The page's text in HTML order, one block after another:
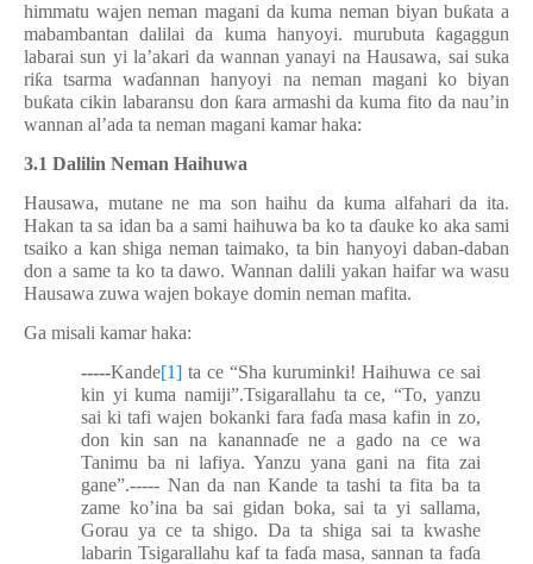
himmatu wajen neman magani da kuma neman biyan buƙata a
mabambantan dalilai da kuma hanyoyi. murubuta ƙagaggun
labarai sun yi la’akari da wannan yanayi na Hausawa, sai suka
riƙa tsarmawaɗannan hanyoyi na neman magani ko biyan
buƙata cikin labaransu don ƙara armashi da kuma fito da nau’in
wannan al’ada ta neman magani kamar haka:
3.1 Dalilin Neman Haihuwa
Hausawa, mutane ne ma son haihu da kuma alfahari da ita.
Hakan ta sa idan ba a sami haihuwa ba ko ta ɗauke ko aka sami
tsaiko a kan shiga neman taimako, ta bin hanyoyi daban-daban
don a same ta ko ta dawo. Wannan dalili yakan haifar wa wasu
Hausawa zuwa wajen bokaye domin neman mafita.
Ga misali kamar haka:
-----Kande[1] ta ce “Sha kuruminki! Haihuwa ce sai
kin yi kuma namiji”.Tsigarallahu ta ce, “To, yanzu
sai ki tafi wajen bokanki fara faɗa masa kafin in zo,
don kin san na kanannaɗe ne a gado na ce wa
Tanimu ba ni lafiya. Yanzu yana gani na fita zai
gane”.----- Nan da nan Kande ta tashi ta fita ba ta
zame ko’ina ba sai gidan boka, sai ta yi sallama,
Gorau ya ce ta shigo. Da ta shiga sai ta kwashe
labarin Tsigarallahu kaf ta faɗa masa, sannan ta faɗa